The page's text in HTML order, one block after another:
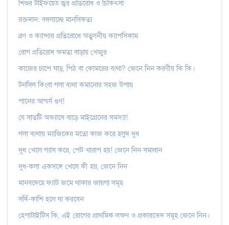
শিশুর টাইফয়েড জ্বর প্রতিরোধ ও চিকিৎসা
রক্তদান: বদলাচ্ছে মানসিকতা
ব্রণ ও ক্যান্সার প্রতিরোধে অতুলনীয় ক্যাপসিকাম
রোগ প্রতিরোধ ক্ষমতা বাড়ায় খেজুর
কাজের চাপে ঘাড়, পিঠ বা কোমরের ব্যথা? জেনে নিন করণীয় কি কি।
টনসিল কিংবা গলা ব্যথা কমানোর সহজ উপায়
পানের আশ্চর্য গুণ!
যে সাতটি অভ্যাসে বাড়ে মাইগ্রেনের সমস্যা!
গলা ব্যথায় ম্যাজিকের মতো কাজ করে হলুদ দুধ
দুধ খেলে গ্যাস করে, পেট খারাপ হয়! জেনে নিন সমাধান
দুধ-কলা একসঙ্গে খেলে কী হয়, জেনে নিন
মানবদেহে ফ্যাট জমে থাকার জায়গা সমূহ
সর্দি-কাশি হলে যা করবেন
হেপাটাইটিস কি, এই রোগের প্রাথমিক লক্ষণ ও প্রকারভেদ সমূহ জেনে নিন।